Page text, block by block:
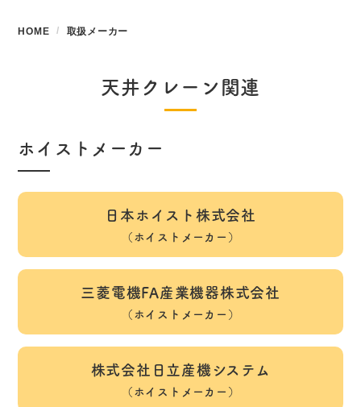
HOME 取扱メーカー
天井クレーン関連
ホイストメーカー
日本ホイスト株式会社
（ホイストメーカー）
三菱電機FA産業機器株式会社
（ホイストメーカー）
株式会社日立産機システム
（ホイストメーカー）